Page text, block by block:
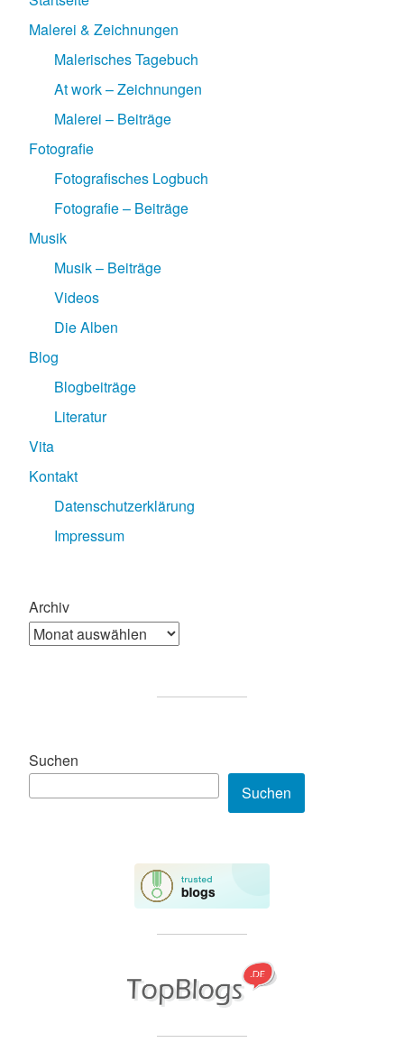
Malerei & Zeichnungen
Malerisches Tagebuch
At work – Zeichnungen
Malerei – Beiträge
Fotografie
Fotografisches Logbuch
Fotografie – Beiträge
Musik
Musik – Beiträge
Videos
Die Alben
Blog
Blogbeiträge
Literatur
Vita
Kontakt
Datenschutzerklärung
Impressum
Archiv
Suchen
Suchen